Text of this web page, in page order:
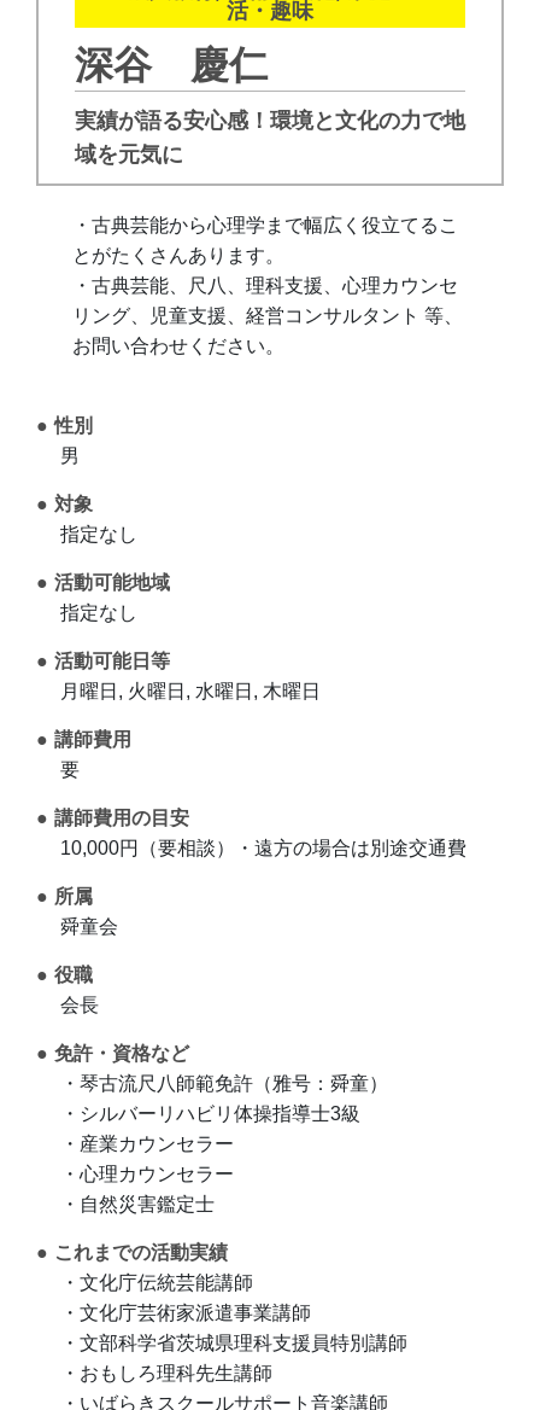
活・趣味
深谷 慶仁
実績が語る安心感！環境と文化の力で地
域を元気に
・古典芸能から心理学まで幅広く役立てるこ
とがたくさ んあります。
・古典芸能、尺八、理科支援、心理カウンセ
リング、児童支援、経営コンサルタント 等、
お問い合わせください。
性別
男
対象
指定なし
活動可能地域
指定なし
活動可能日等
月曜日, 火曜日, 水曜日, 木曜日
講師費用
要
講師費用の目安
10,000円（要相談）・遠方の場合は別途交通費
所属
舜童会
役職
会長
免許・資格など
・琴古流尺八師範免許（雅号：舜童）
・シルバーリハビリ体操指導士3級
・産業カウンセラー
・心理カウンセラー
・自然災害鑑定士
これまでの活動実績
・文化庁伝統芸能講師
・文化庁芸術家派遣事業講師
・文部科学省茨城県理科支援員特別講師
・おもしろ理科先生講師
・いばらきスクールサポート音楽講師